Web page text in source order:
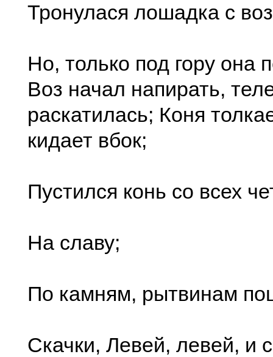
Тронулася лошадка с
Но, только под гору она
Воз начал напирать,
раскатилась; Коня
кидает вбок;
Пустился конь со всех
На славу;
По камням, рытвинам
Скачки, Левей, левей, и